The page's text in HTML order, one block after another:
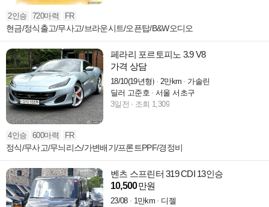
2인승 720마력 FR
현금/정식출고/무사고/브라운시트/오픈탑/B&W오디오
페라리 포르토피노 3.9 V8
가격 상담
18/10(19년형) 2만km
가솔린
딜러 고준호
서울 서초구
3일전
조회 1,309
4인승 600마력 FR
정식/무사고/무늬리스/가변배기/프론트PPF/경정비
벤츠 스프린터 319 CDI 13인승
10,500만원
23/08 1만km
디젤